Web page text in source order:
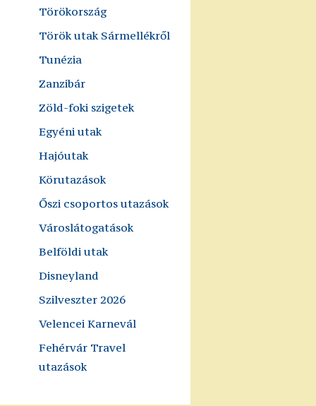
Törökország
Török utak Sármellékről
Tunézia
Zanzibár
Zöld-foki szigetek
Egyéni utak
Hajóutak
Körutazások
Őszi csoportos utazások
Városlátogatások
Belföldi utak
Disneyland
Szilveszter 2026
Velencei Karnevál
Fehérvár Travel
utazások